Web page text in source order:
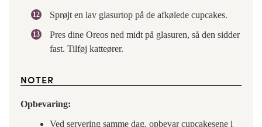
Sprøjt en lav glasurtop på de afkølede cupcakes.
Pres dine Oreos ned midt på glasuren, så den sidder
fast. Tilføj katteører.
NOTER
Opbevaring:
Ved servering samme dag, opbevar cupcakesene i